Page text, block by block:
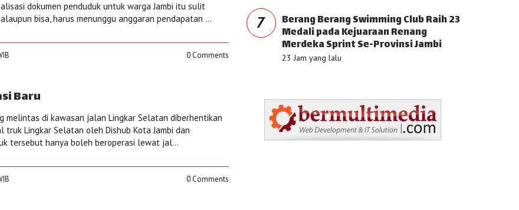
dokumen penduduk untuk warga Jambi itu sulit
bisa, harus menunggu anggaran pendapatan ...
0 Comments
Baru
melintas di kawasan jalan Lingkar Selatan diberhentikan
truk Lingkar Selatan oleh Dishub Kota Jambi dan
tersebut hanya boleh beroperasi lewat jal...
0 Comments
7 Berang Berang Swimming Club Raih 23
Medali pada Kejuaraan Renang
Merdeka Sprint Se-Provinsi Jambi
23 Jam yang lalu